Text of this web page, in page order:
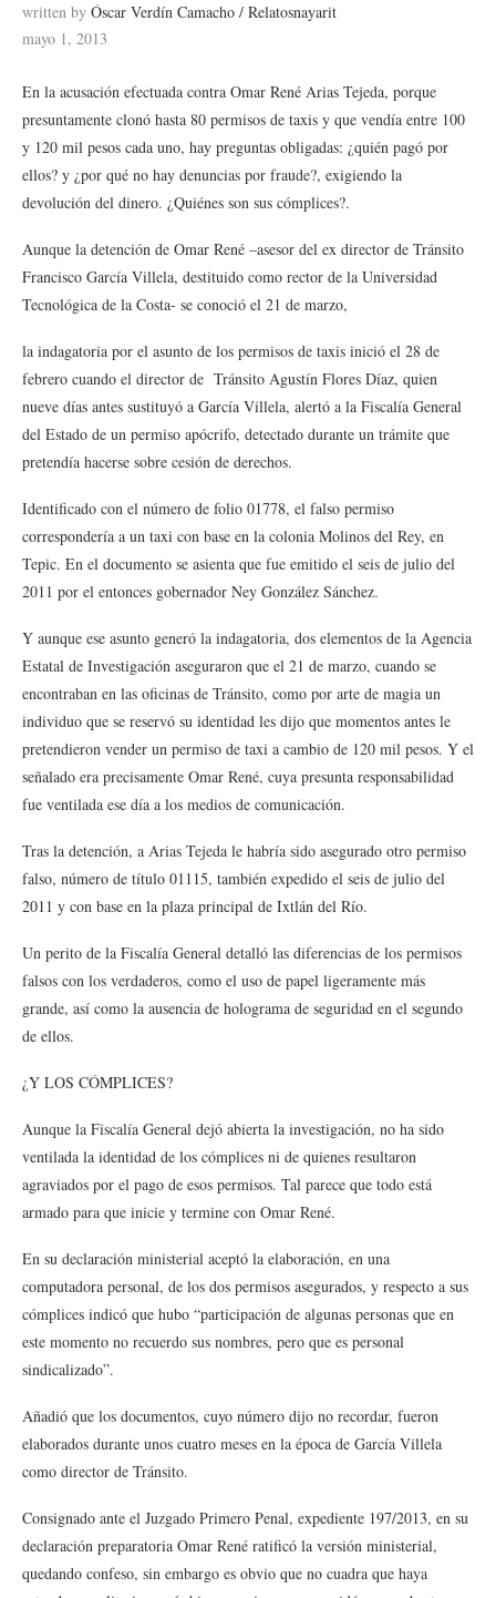
written by Óscar Verdín Camacho / Relatosnayarit
mayo 1, 2013
En la acusación efectuada contra Omar René Arias Tejeda, porque
presuntamente clonó hasta 80 permisos de taxis y que vendía entre 100
y 120 mil pesos cada uno, hay preguntas obligadas: ¿quién pagó por
ellos? y ¿por qué no hay denuncias por fraude?, exigiendo la
devolución del dinero. ¿Quiénes son sus cómplices?.
Aunque la detención de Omar René –asesor del ex director de Tránsito
Francisco García Villela, destituido como rector de la Universidad
Tecnológica de la Costa- se conoció el 21 de marzo,
la indagatoria por el asunto de los permisos de taxis inició el 28 de
febrero cuando el director de Tránsito Agustín Flores Díaz, quien
nueve días antes sustituyó a García Villela, alertó a la Fiscalía General
del Estado de un permiso apócrifo, detectado durante un trámite que
pretendía hacerse sobre cesión de derechos.
Identificado con el número de folio 01778, el falso permiso
correspondería a un taxi con base en la colonia Molinos del Rey, en
Tepic. En el documento se asienta que fue emitido el seis de julio del
2011 por el entonces gobernador Ney González Sánchez.
Y aunque ese asunto generó la indagatoria, dos elementos de la Agencia
Estatal de Investigación aseguraron que el 21 de marzo, cuando se
encontraban en las oficinas de Tránsito, como por arte de magia un
individuo que se reservó su identidad les dijo que momentos antes le
pretendieron vender un permiso de taxi a cambio de 120 mil pesos. Y el
señalado era precisamente Omar René, cuya presunta responsabilidad
fue ventilada ese día a los medios de comunicación.
Tras la detención, a Arias Tejeda le habría sido asegurado otro permiso
falso, número de título 01115, también expedido el seis de julio del
2011 y con base en la plaza principal de Ixtlán del Río.
Un perito de la Fiscalía General detalló las diferencias de los permisos
falsos con los verdaderos, como el uso de papel ligeramente más
grande, así como la ausencia de holograma de seguridad en el segundo
de ellos.
¿Y LOS CÓMPLICES?
Aunque la Fiscalía General dejó abierta la investigación, no ha sido
ventilada la identidad de los cómplices ni de quienes resultaron
agraviados por el pago de esos permisos. Tal parece que todo está
armado para que inicie y termine con Omar René.
En su declaración ministerial aceptó la elaboración, en una
computadora personal, de los dos permisos asegurados, y respecto a sus
cómplices indicó que hubo “participación de algunas personas que en
este momento no recuerdo sus nombres, pero que es personal
sindicalizado”.
Añadió que los documentos, cuyo número dijo no recordar, fueron
elaborados durante unos cuatro meses en la época de García Villela
como director de Tránsito.
Consignado ante el Juzgado Primero Penal, expediente 197/2013, en su
declaración preparatoria Omar René ratificó la versión ministerial,
quedando confeso, sin embargo es obvio que no cuadra que haya